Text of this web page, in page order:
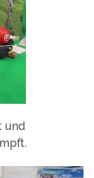
und